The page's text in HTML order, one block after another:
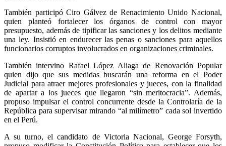
También participó Ciro Gálvez de Renacimiento Unido Nacional,
quien planteó fortalecer los órganos de control con mayor
presupuesto, además de tipificar las sanciones y los delitos mediante
una ley. Insistió en endurecer las penas o sanciones para aquellos
funcionarios corruptos involucrados en organizaciones criminales.
También intervino Rafael López Aliaga de Renovación Popular
quien dijo que sus medidas buscarán una reforma en el Poder
Judicial para atraer mejores profesionales y jueces, con la finalidad
de apartar a los jueces que llegaron “sin meritocracia”. Además,
propuso impulsar el control concurrente desde la Controlaría de la
República para supervisar mirando “al milímetro” cada sol invertido
en el Perú.
A su turno, el candidato de Victoria Nacional, George Forsyth,